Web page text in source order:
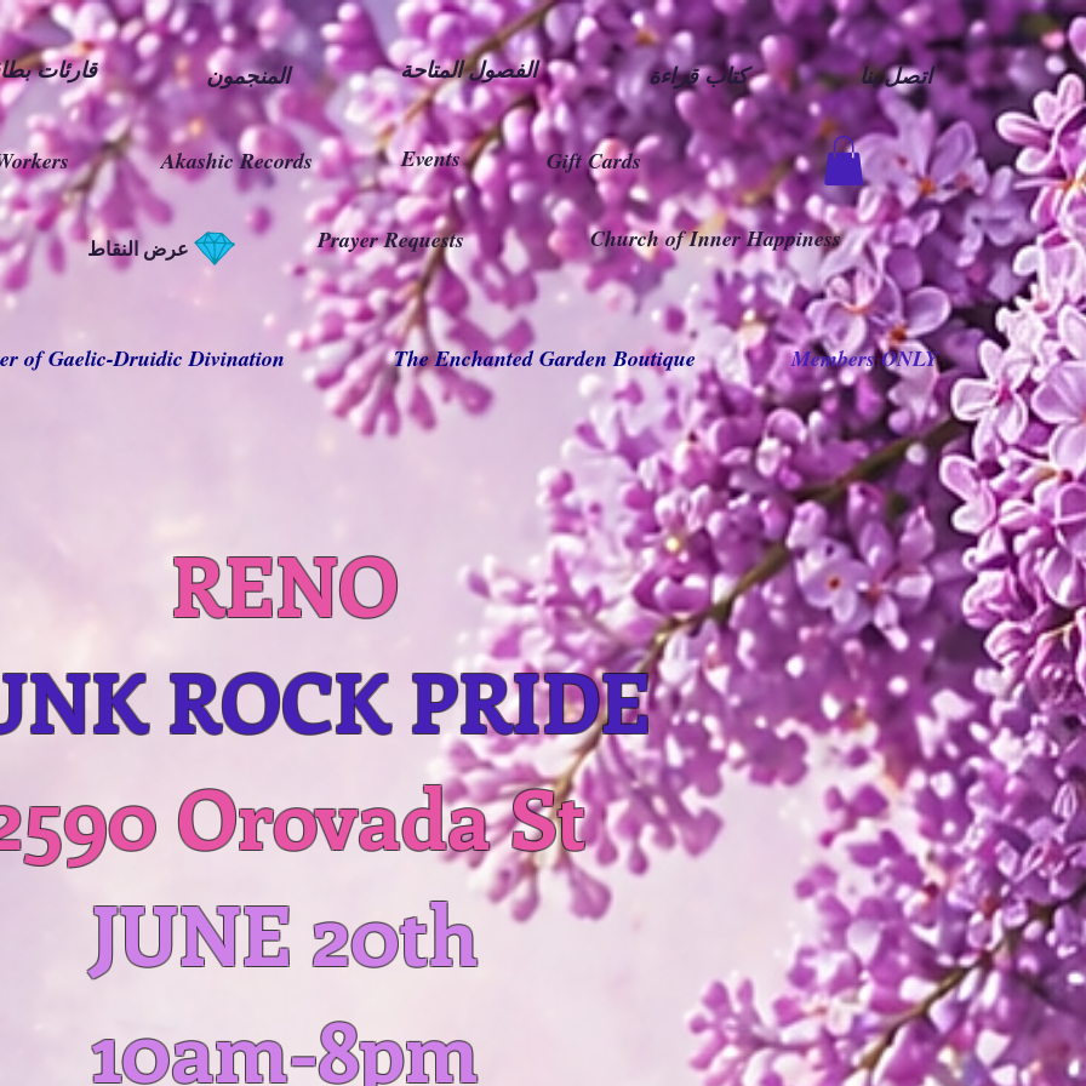
قارئات المنجمون الفصول المتاحة كتاب قراءة اتصل بنا
Akashic Records Gift Cards
Events
عرض النقاط Prayer Requests Church of Inner Happiness
of Gaelic-Druidic Divination The Enchanted Garden Boutique Members ONLY
RENO
ROCK PRIDE
Orovada St
JUNE 20th
10am-8pm